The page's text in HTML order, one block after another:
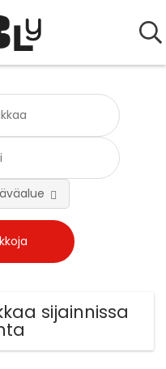
sijainnissa